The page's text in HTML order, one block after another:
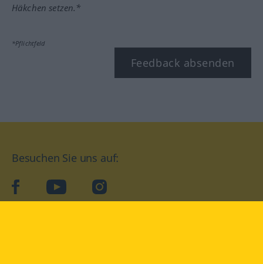
Häkchen setzen.*
*Pflichtfeld
Feedback absenden
Besuchen Sie uns auf:
facebookYouTube Instagram